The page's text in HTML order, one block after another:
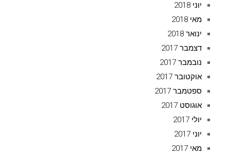
יוני 2018
מאי 2018
ינואר 2018
דצמבר 2017
נובמבר 2017
אוקטובר 2017
ספטמבר 2017
אוגוסט 2017
יולי 2017
יוני 2017
מאי 2017